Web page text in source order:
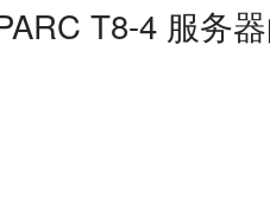
T8-4 服务